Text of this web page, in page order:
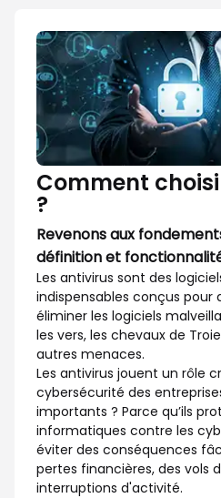
Comment
?
Revenons aux
définition et
Les antivirus sont des
indispensables conçus pour
éliminer les logiciels
les vers, les chevaux de
autres menaces.
Les antivirus jouent un rôle
cybersécurité des
importants ? Parce qu’ils
informatiques contre les
éviter des conséquences
pertes financières, des vols
interruptions d'activité.